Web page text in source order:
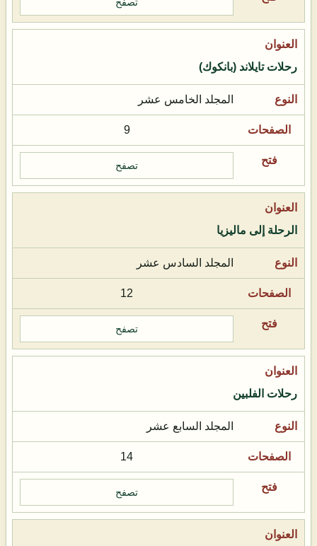
رحلات تايلاند (بانكوك)
المجلد الخامس عشر
9
تصفح
الرحلة إلى ماليزيا
المجلد السادس عشر
12
تصفح
رحلات الفلبين
المجلد السابع عشر
14
تصفح